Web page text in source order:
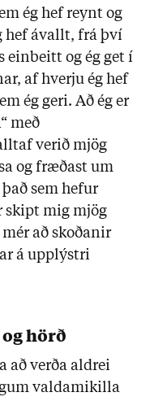
ég hef reynt og
hef ávallt, frá því
einbeitt og ég get í
af hverju ég hef
ég geri. Að ég er
með
verið mjög
og fræðast um
sem hefur
skipt mig mjög
að skoðanir
á upplýstri
hörð
að verða aldrei
valdamikilla